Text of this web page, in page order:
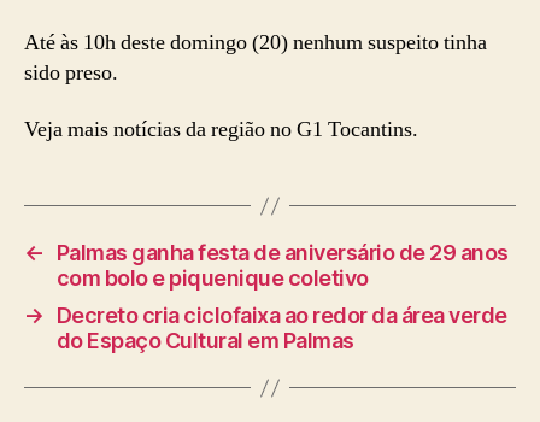
Até às 10h deste domingo (20) nenhum suspeito tinha
sido preso.
Veja mais notícias da região no G1 Tocantins.
←
Palmas ganha festa de aniversário de 29 anos
com bolo e piquenique coletivo
→
Decreto cria ciclofaixa ao redor da área verde
do Espaço Cultural em Palmas